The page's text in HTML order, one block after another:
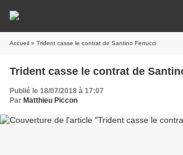
Accueil » Trident casse le contrat de Santino Ferrucci
Trident casse le contrat de
Publié le 18/07/2018 à 17:07
Par Matthieu Piccon